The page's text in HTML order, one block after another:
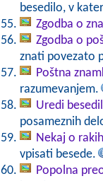
besedilo, v
Zgodba o
Zgodba o
znati povezato
Poštna
razumevanjem.
Uredi
posameznih
Nekaj o rakih
vpisati besede.
Popolna